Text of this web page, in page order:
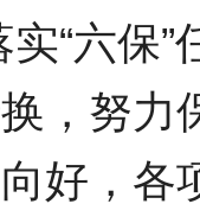
“六保
，努力
好，各